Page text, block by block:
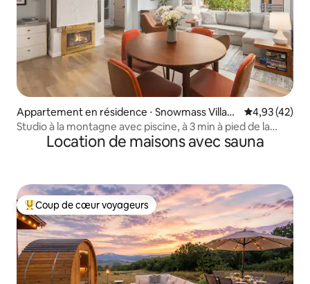
Appartement en résidence ⋅ Snowmass Villag
e
Évaluation
4,93 (42)
Studio à la montagne avec piscine, à 3 min à pied de la
montagneLocation de maisons avec sauna
Coups de cœur voyageurs les plus appréciés
Coup de cœur voyageurs